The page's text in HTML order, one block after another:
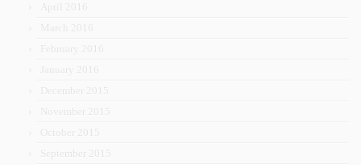
April 2016
March 2016
February 2016
January 2016
December 2015
November 2015
October 2015
September 2015